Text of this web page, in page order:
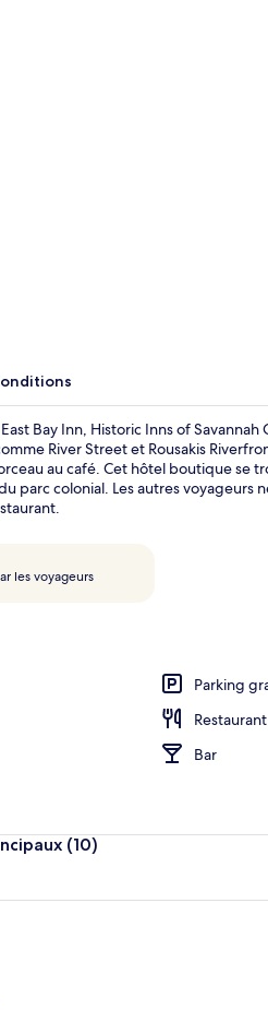
Bay Inn, Historic Inns of
River Street et Rousakis
au café. Cet hôtel boutique se
parc colonial. Les autres voyageurs
les voyageurs
n
Parking
Restaurant
Bar
(10)